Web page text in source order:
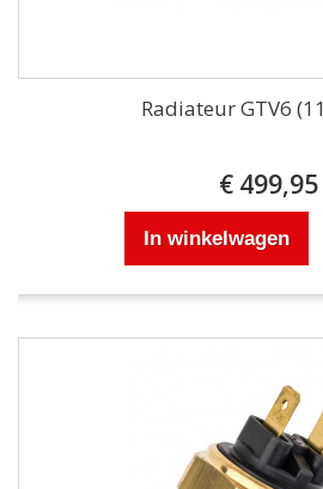
Radiateur GTV6
€ 499,95
In winkelwagen